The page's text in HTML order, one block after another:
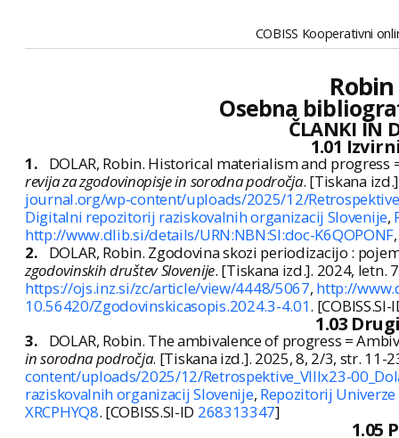
COBISS Kooperativni
Osebna
ČLANKI IN
1.01
1.
DOLAR, Robin. Historical materialism and
revija za zgodovinopisje in sorodna področja. [Tiskana
journal.org/wp-content/uploads/2025/12/
Digitalni repozitorij raziskovalnih organizacij Slovenije,
http://www.dlib.si/details/URN:NBN:SI:doc-K6QOPONF
2.
DOLAR, Robin. Zgodovina skozi periodizacijo :
zgodovinskih društev Slovenije. [Tiskana izd.]. 2024, letn.
https://ojs.inz.si/zc/article/view/4448/5067, http://
10.56420/Zgodovinskicasopis.2024.3-4.01.
1.03
3.
DOLAR, Robin. The ambivalence of progress =
in sorodna področja. [Tiskana izd.]. 2025, 8, 2/3, str. 11-
content/uploads/2025/12/Retrospektive_VIIIx23-
raziskovalnih organizacij Slovenije, Repozitorij
XRCPHYQ8. [COBISS.SI-ID 268313347]
1.05